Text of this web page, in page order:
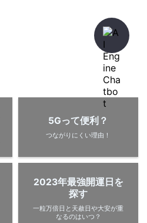
5Gって便利？
つながりにくい理由！
2023年最強開運日を
探す
一粒万倍日と天赦日や大安が重
なるのはいつ？